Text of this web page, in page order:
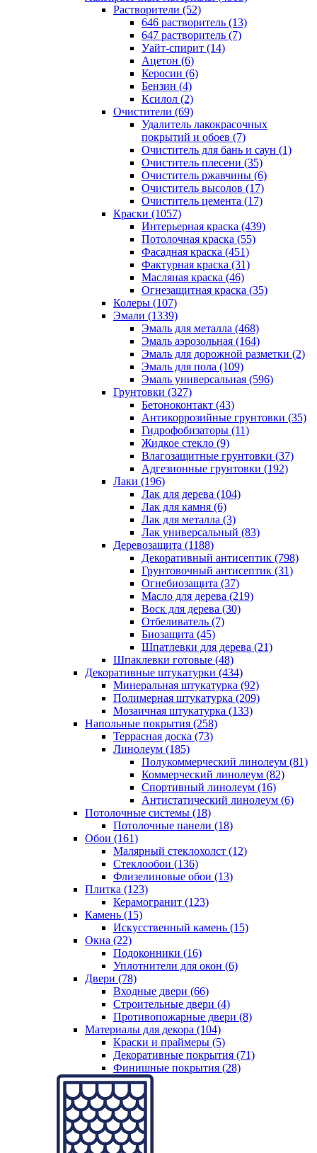
Растворители (52)
646 растворитель (13)
647 растворитель (7)
Уайт-спирит (14)
Ацетон (6)
Керосин (6)
Бензин (4)
Ксилол (2)
Очистители (69)
Удалитель лакокрасочных
покрытий и обоев (7)
Очиститель для бань и саун (1)
Очиститель плесени (35)
Очиститель ржавчины (6)
Очиститель высолов (17)
Очиститель цемента (17)
Краски (1057)
Интерьерная краска (439)
Потолочная краска (55)
Фасадная краска (451)
Фактурная краска (31)
Масляная краска (46)
Огнезащитная краска (35)
Колеры (107)
Эмали (1339)
Эмаль для металла (468)
Эмаль аэрозольная (164)
Эмаль для дорожной разметки (2)
Эмаль для пола (109)
Эмаль универсальная (596)
Грунтовки (327)
Бетоноконтакт (43)
Антикоррозийные грунтовки (35)
Гидрофобизаторы (11)
Жидкое стекло (9)
Влагозащитные грунтовки (37)
Адгезионные грунтовки (192)
Лаки (196)
Лак для дерева (104)
Лак для камня (6)
Лак для металла (3)
Лак универсальный (83)
Деревозащита (1188)
Декоративный антисептик (798)
Грунтовочный антисептик (31)
Огнебиозащита (37)
Масло для дерева (219)
Воск для дерева (30)
Отбеливатель (7)
Биозащита (45)
Шпатлевки для дерева (21)
Шпаклевки готовые (48)
Декоративные штукатурки (434)
Минеральная штукатурка (92)
Полимерная штукатурка (209)
Мозаичная штукатурка (133)
Напольные покрытия (258)
Террасная доска (73)
Линолеум (185)
Полукоммерческий линолеум (81)
Коммерческий линолеум (82)
Спортивный линолеум (16)
Антистатический линолеум (6)
Потолочные системы (18)
Потолочные панели (18)
Обои (161)
Малярный стеклохолст (12)
Стеклообои (136)
Флизелиновые обои (13)
Плитка (123)
Керамогранит (123)
Камень (15)
Искусственный камень (15)
Окна (22)
Подоконники (16)
Уплотнители для окон (6)
Двери (78)
Входные двери (66)
Строительные двери (4)
Противопожарные двери (8)
Материалы для декора (104)
Краски и праймеры (5)
Декоративные покрытия (71)
Финишные покрытия (28)